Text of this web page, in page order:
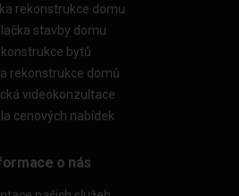
rekonstrukce domu
stavby domu
bytů
rekonstrukce domů
videokonzultace
cenových nabídek
o nás